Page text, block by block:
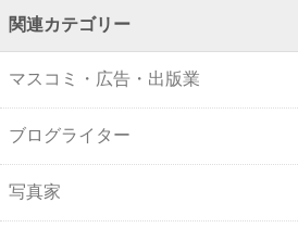
関連カテゴリー
マスコミ・広告・出版業
ブログライター
写真家